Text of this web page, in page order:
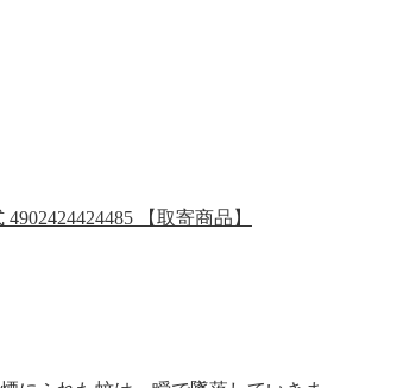
【取寄商品】